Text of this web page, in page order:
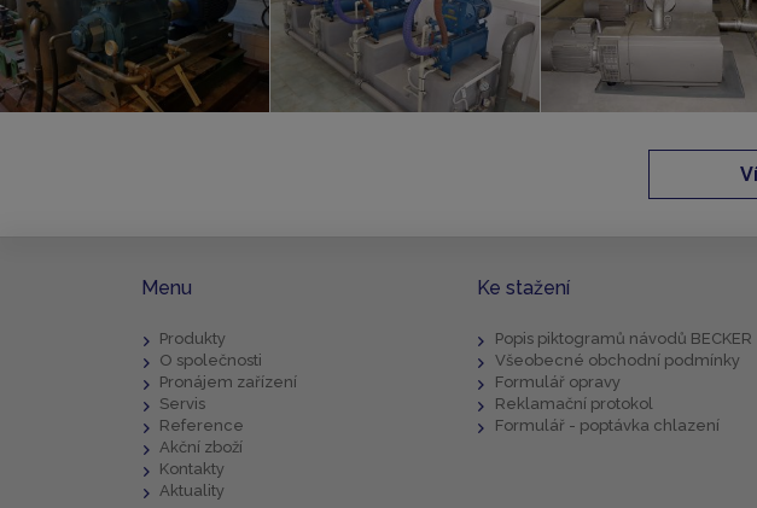
Menu
Produkty
O společnosti
Pronájem zařízení
Servis
Reference
Akční zboží
Kontakty
Aktuality
Ke stažení
Popis piktogramů návodů BECKER
Všeobecné obchodní podmínky
Formulář opravy
Reklamační protokol
Formulář - poptávka chlazení